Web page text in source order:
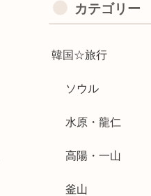
カテゴリー
韓国☆旅行
ソウル
水原・龍仁
高陽・一山
釜山